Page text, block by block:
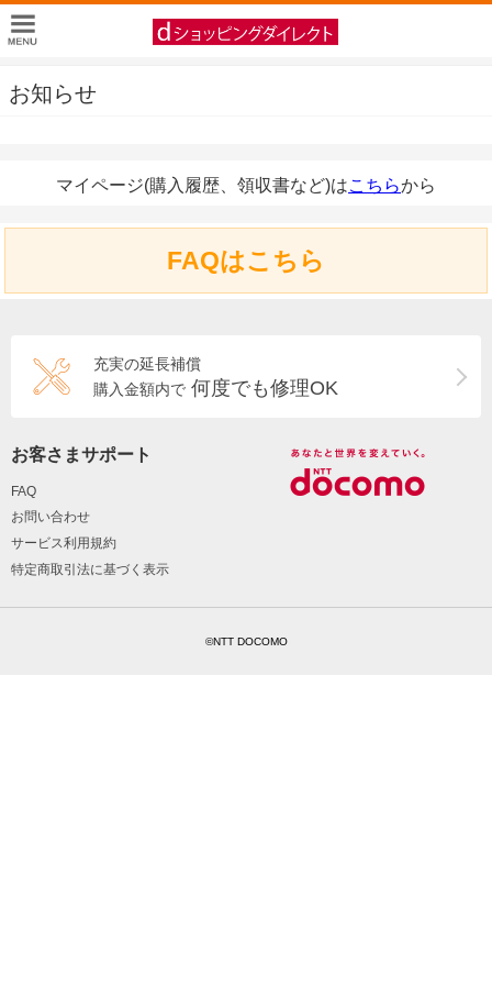
お知らせ
マイページ(購入履歴、領収書など)はこちらから
FAQはこちら
充実の延長補償
購入金額内で 何度でも修理OK
お客さまサポート
FAQ
お問い合わせ
サービス利用規約
特定商取引法に基づく表示
©NTT DOCOMO